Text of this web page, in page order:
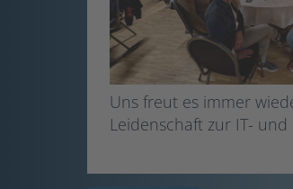
Uns freut es immer
Leidenschaft zur IT-